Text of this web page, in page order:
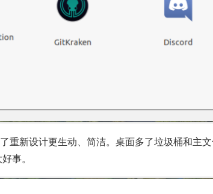
重新设计更生动、简洁。桌面多了垃圾桶和主
事。